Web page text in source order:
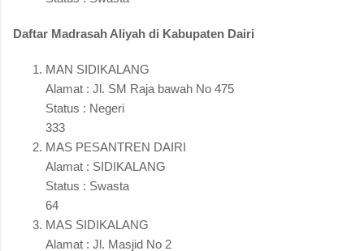
Daftar Madrasah Aliyah di Kabupaten Dairi
MAN SIDIKALANG
Alamat : Jl. SM Raja bawah No 475
Status : Negeri
333
MAS PESANTREN DAIRI
Alamat : SIDIKALANG
Status : Swasta
64
MAS SIDIKALANG
Alamat : Jl. Masjid No 2